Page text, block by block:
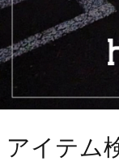
アイテム